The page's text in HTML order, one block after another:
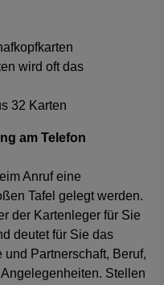
wird oft das
32 Karten
am Telefon
Anruf eine
Tafel gelegt werden.
der Kartenleger für Sie
deutet für Sie das
Partnerschaft, Beruf,
Stellen